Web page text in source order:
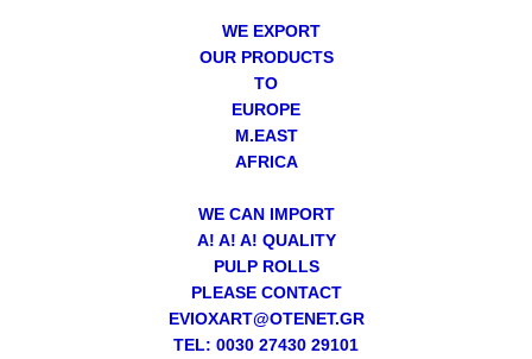
WE EXPORT
OUR PRODUCTS
TO
EUROPE
M.EAST
AFRICA
WE CAN IMPORT
A! A! A! QUALITY
PULP ROLLS
PLEASE CONTACT
EVIOXART@OTENET.GR
TEL: 0030 27430 29101